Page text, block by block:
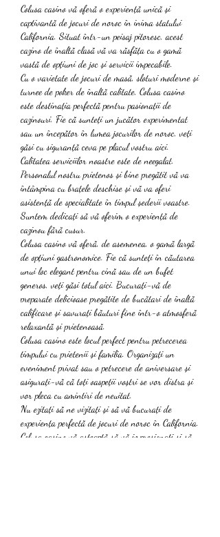
Colusa casino vă oferă o experiență unică și
captivantă de jocuri de noroc în inima statului
California. Situat într-un peisaj pitoresc, acest
cazino de înaltă clasă vă va răsfăța cu o gamă
vastă de opțiuni de joc și servicii impecabile.
Cu o varietate de jocuri de masă, sloturi moderne și
turnee de poker de înaltă calitate, Colusa casino
este destinația perfectă pentru pasionații de
cazinouri. Fie că sunteți un jucător experimentat
sau un începător în lumea jocurilor de noroc, veți
găsi cu siguranță ceva pe placul vostru aici.
Calitatea serviciilor noastre este de neegalat.
Personalul nostru prietenos și bine pregătit vă va
întâmpina cu brațele deschise și vă va oferi
asistență de specialitate în timpul șederii voastre.
Suntem dedicați să vă oferim o experiență de
cazinou fără cusur.
Colusa casino vă oferă, de asemenea, o gamă largă
de opțiuni gastronomice. Fie că sunteți în căutarea
unui loc elegant pentru cină sau de un bufet
generos, veți găsi totul aici. Bucurați-vă de
preparate delicioase pregătite de bucătari de înaltă
calificare și savurați băuturi fine într-o atmosferă
relaxantă și prietenoasă.
Colusa casino este locul perfect pentru petrecerea
timpului cu prietenii și familia. Organizați un
eveniment privat sau o petrecere de aniversare și
asigurați-vă că toți oaspeții voștri se vor distra și
vor pleca cu amintiri de neuitat.
Nu ezitați să ne vizitați și să vă bucurați de
experiența perfectă de jocuri de noroc în California.
Colusa casino vă așteaptă să vă impresionați și să